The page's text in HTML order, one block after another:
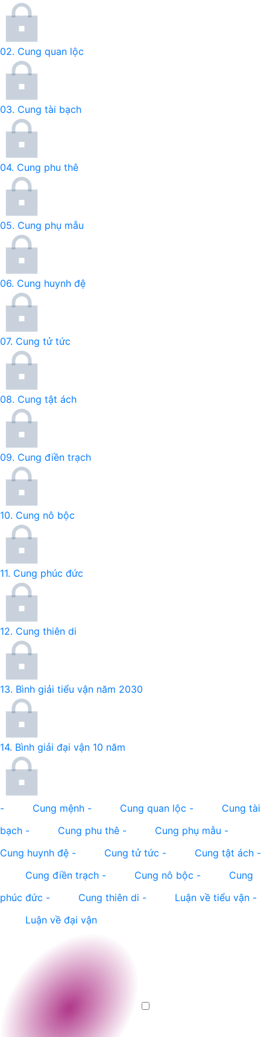
02. Cung quan lộc
03. Cung tài bạch
04. Cung phu thê
05. Cung phụ mẫu
06. Cung huynh đệ
07. Cung tử tức
08. Cung tật ách
09. Cung điền trạch
10. Cung nô bộc
11. Cung phúc đức
12. Cung thiên di
13. Bình giải tiểu vận năm 2030
14. Bình giải đại vận 10 năm
- Cung mệnh - Cung quan lộc -
Cung tài
bạch - Cung phu thê - Cung phụ mẫu -
Cung huynh đệ - Cung tử tức - Cung tật ách -
Cung điền trạch - Cung nô bộc -
Cung
phúc đức - Cung thiên di - Luận về tiểu vận -
Luận về đại vận